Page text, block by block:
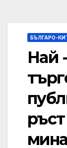
БЪЛГАРО-
Най